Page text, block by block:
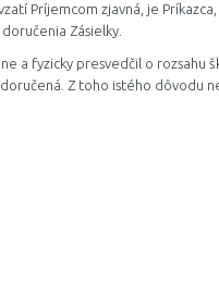
Príjemcom zjavná, je
Zásielky.
a fyzicky presvedčil o rozsahu
Z toho istého dôvodu